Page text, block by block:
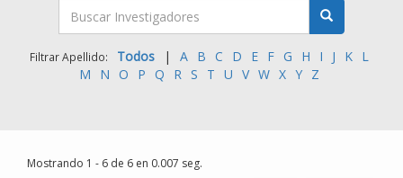
Filtrar Apellido: Todos | A B C D E F G H I J K L
M
N O P Q R S T U V W X Y Z
Mostrando 1 - 6 de 6 en 0.007 seg.